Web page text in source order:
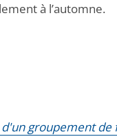
à l’automne.
groupement de